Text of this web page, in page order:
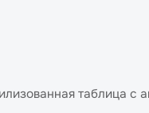
таблица с